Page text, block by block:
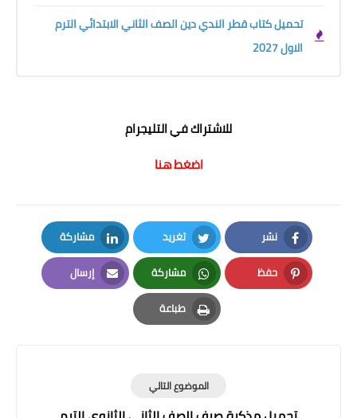
تحميل كتاب قطر الندي دين الصف الثاني الابتدائي الترم
الاول 2027
للاشتراك في التليجرام
اضغط هنا
نشر
Facebook
تغريد
Twitter
مشاركة
LinkedIn
حفظ
Pinterest
مشاركة
Whatsapp
إرسال
Email
طباعة
Print
الموضوع التالي